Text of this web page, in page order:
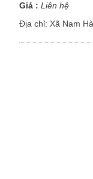
Giá : Liên hệ
Địa chỉ:Xã Nam